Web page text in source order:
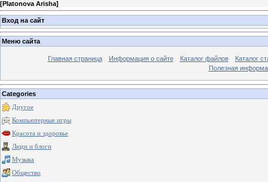
[Platonova Arisha]
Вход на сайт
Меню сайта
Главная страница Информация о сайте Каталог файлов
Каталог
Полезная
Categories
Другое
Компьютерные игры
Красота и здоровье
Люди и блоги
Музыка
Общество